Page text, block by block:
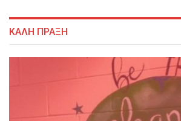
ΚΑΛΗ ΠΡΑΞΗ